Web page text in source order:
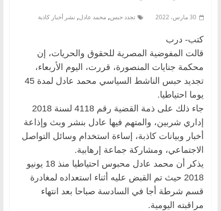
30 مارس، 2022 تجدد حبس, محمد عادل, نشر أخبار كاذبة
كتب- درب
قالت المفوضية المصرية للحقوق والحريات، إن
محكمة جنايات المنصورة، قررت، اليوم الأربعاء،
تجديد حبس الناشط السياسي محمد عادل لمدة 45
يوما احتياطيا.
جاء ذلك على ذمة القضية رقم 4118 لسنة 2018
إداري شربين، والمتهم فيها عادل بنشر وبث وإذاعة
أخبار وبيانات كاذبة، إساءة استخدام وسائل التواصل
الاجتماعي، ومشاركة جماعة إرهابية.
يذكر أن محمد عادل محبوس احتياطيا منذ 18 يونيو
2018 حيث تم القبض عليه أثناء استعداده لمغادرة
قسم شرطة أجا في السادسة صباحا بعد انتهاء
مراقبته اليومية.